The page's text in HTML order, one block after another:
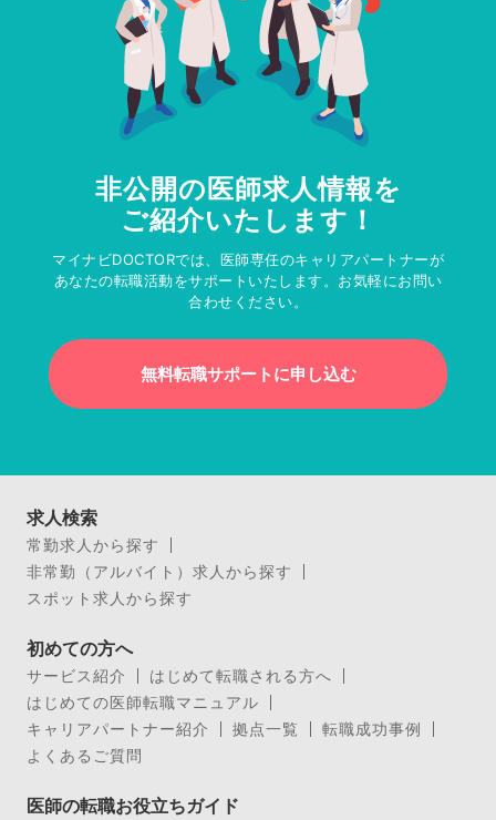
非公開の医師求人情報を
ご紹介いたします！
マイナビDOCTORでは、医師専任のキャリアパートナーが
あなたの転職活動をサポートいたします。お気軽にお問い
合わせください。
無料転職サポートに申し込む
求人検索
常勤求人から探す
非常勤（アルバイト）求人から探す
スポット求人から探す
初めての方へ
サービス紹介
はじめて転職される方へ
はじめての医師転職マニュアル
キャリアパートナー紹介
拠点一覧
転職成功事例
よくあるご質問
医師の転職お役立ちガイド